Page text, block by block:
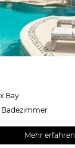
Bay
Badezimmer
Mehr erfahren